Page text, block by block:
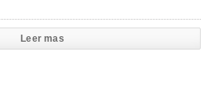
Leer mas